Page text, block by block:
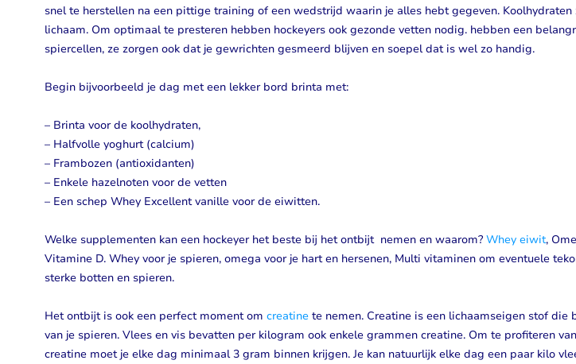
snel te herstellen na een pittige training of een wedstrijd waarin je alles hebt gegeven.
lichaam. Om optimaal te presteren hebben hockeyers ook gezonde vetten nodig. hebben een
spiercellen, ze zorgen ook dat je gewrichten gesmeerd blijven en soepel dat is wel zo handig.
Begin bijvoorbeeld je dag met een lekker bord brinta met:
– Brinta voor de koolhydraten,
– Halfvolle yoghurt (calcium)
– Frambozen (antioxidanten)
– Enkele hazelnoten voor de vetten
– Een schep Whey Excellent vanille voor de eiwitten.
Welke supplementen kan een hockeyer het beste bij het ontbijt nemen en waarom? Whey eiwit,
Vitamine D. Whey voor je spieren, omega voor je hart en hersenen, Multi vitaminen om eventuele
sterke botten en spieren.
Het ontbijt is ook een perfect moment om creatine te nemen. Creatine is een lichaamseigen stof die
van je spieren. Vlees en vis bevatten per kilogram ook enkele grammen creatine. Om te profiteren
creatine moet je elke dag minimaal 3 gram binnen krijgen. Je kan natuurlijk elke dag een paar kilo